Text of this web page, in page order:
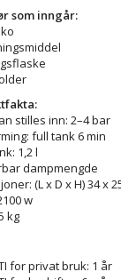
som inngår:
stilles inn: 2–4 bar
full tank 6 min
1,2 l
dampmengde
(L x D x H) 34 x
w
kg
for privat bruk: 1 år